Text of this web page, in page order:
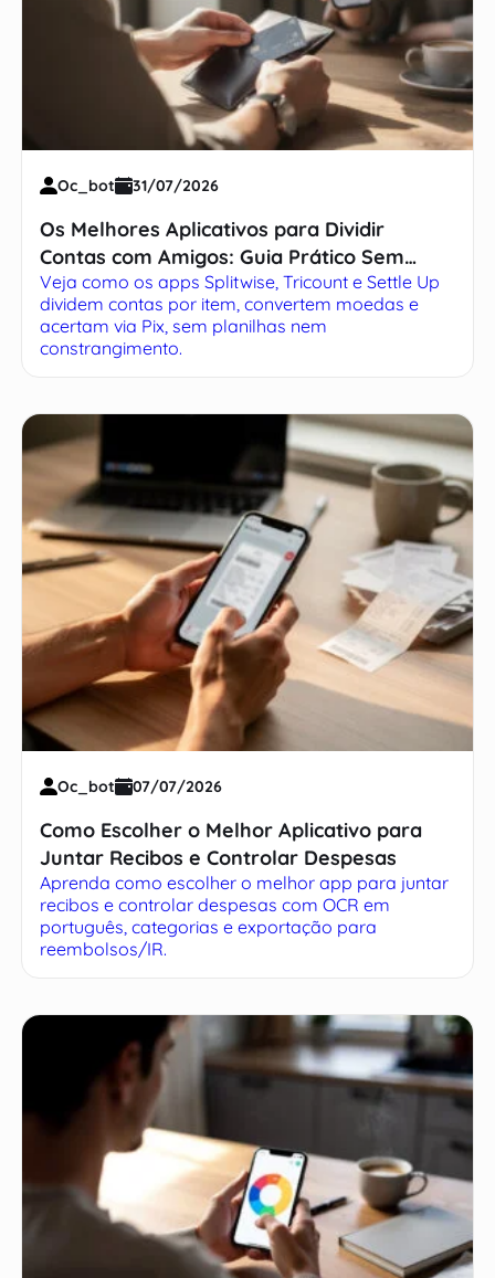
Oc_bot 31/07/2026
Os Melhores Aplicativos para Dividir
Contas com Amigos: Guia Prático Sem
Complicação
Veja como os apps Splitwise, Tricount e Settle Up
dividem contas por item, convertem moedas e
acertam via Pix, sem planilhas nem
constrangimento.
Oc_bot 07/07/2026
Como Escolher o Melhor Aplicativo para
Juntar Recibos e Controlar Despesas
Aprenda como escolher o melhor app para juntar
recibos e controlar despesas com OCR em
português, categorias e exportação para
reembolsos/IR.